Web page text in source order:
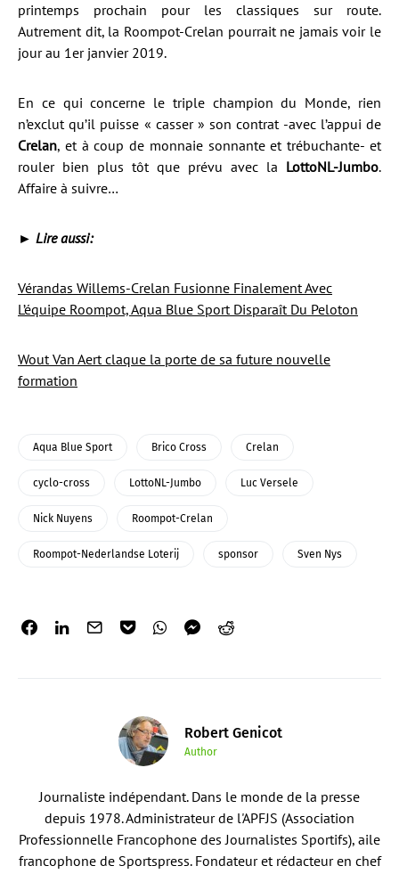
printemps prochain pour les classiques sur route.
Autrement dit, la Roompot-Crelan pourrait ne jamais voir le
jour au 1er janvier 2019.
En ce qui concerne le triple champion du Monde, rien
n’exclut qu’il puisse « casser » son contrat -avec l’appui de
Crelan, et à coup de monnaie sonnante et trébuchante- et
rouler bien plus tôt que prévu avec la LottoNL-Jumbo.
Affaire à suivre…
► Lire aussi:
Vérandas Willems-Crelan Fusionne Finalement Avec
L’équipe Roompot, Aqua Blue Sport Disparaît Du Peloton
Wout Van Aert claque la porte de sa future nouvelle
formation
Aqua Blue Sport Brico Cross Crelan
cyclo-cross LottoNL-Jumbo Luc Versele
Nick Nuyens Roompot-Crelan
Roompot-Nederlandse Loterij sponsor Sven Nys
Robert Genicot
Author
Journaliste indépendant. Dans le monde de la presse
depuis 1978. Administrateur de l'APFJS (Association
Professionnelle Francophone des Journalistes Sportifs), aile
francophone de Sportspress. Fondateur et rédacteur en chef